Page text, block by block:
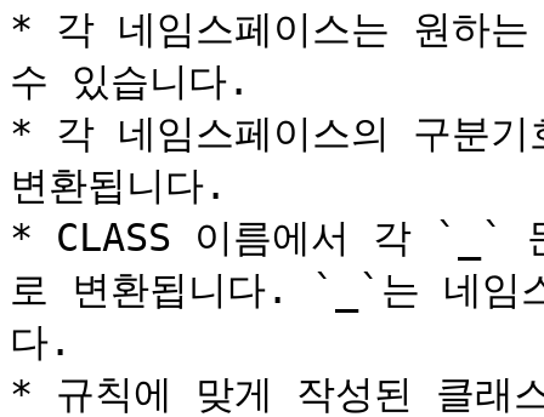
* 각 네임스페이스는 원하
수 있습니다.
* 각 네임스페이스의 구분기
변환됩니다.
* CLASS 이름에서 각 `_` 문
로 변환됩니다. `_`는 네임
다.
* 규칙에 맞게 작성된 클래